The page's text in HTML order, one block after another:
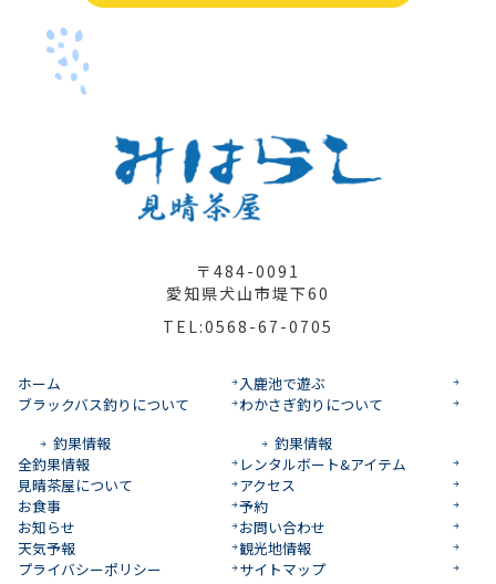
〒484-0091
愛知県犬山市堤下60
TEL:0568-67-0705
ホーム
入鹿池で遊ぶ
ブラックバス釣りについて
釣果情報
わかさぎ釣りについて
釣果情報
全釣果情報
レンタルボート&アイテム
見晴茶屋について
アクセス
お食事
予約
お知らせ
お問い合わせ
天気予報
観光地情報
プライバシーポリシー
サイトマップ